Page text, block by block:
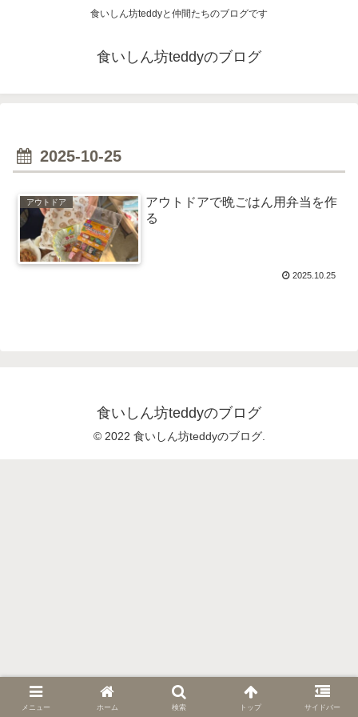
食いしん坊teddyと仲間たちのブログです
食いしん坊teddyのブログ
2025-10-25
アウトドア
アウトドアで晩ごはん用弁当を作
る
2025.10.25
食いしん坊teddyのブログ
© 2022 食いしん坊teddyのブログ.
メニュー ホーム 検索 トップ サイドバー